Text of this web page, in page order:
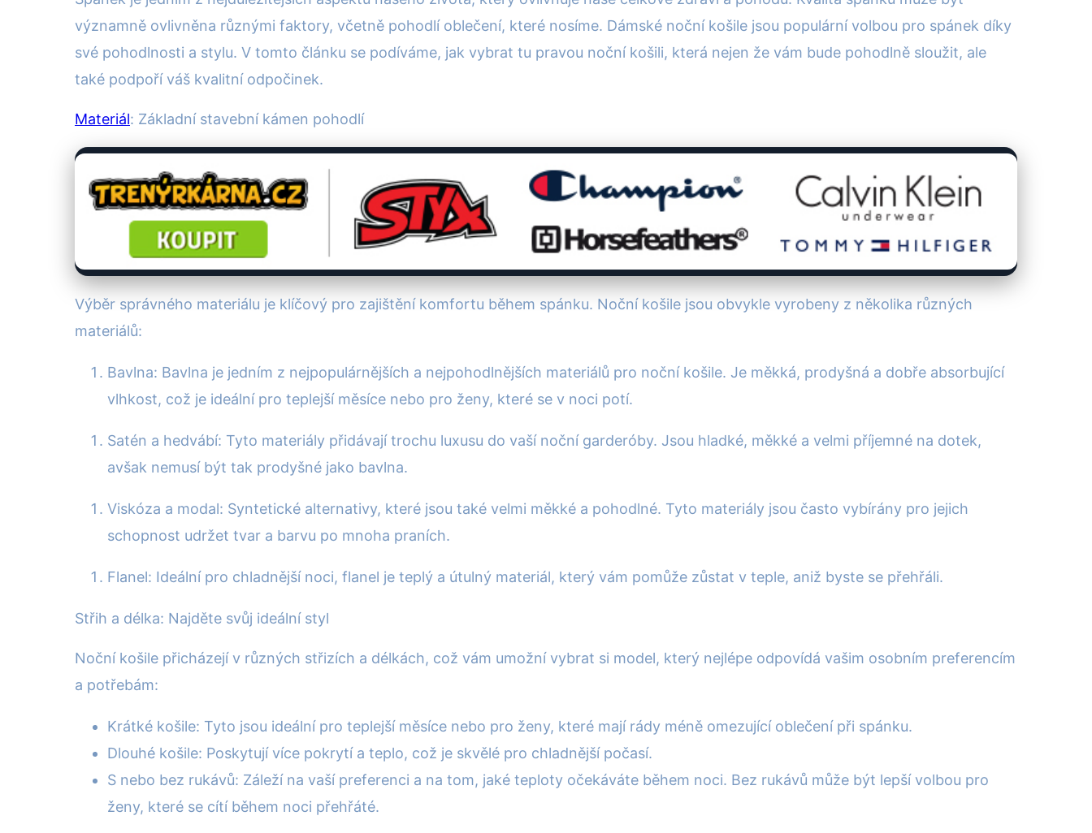
významně ovlivněna různými faktory, včetně pohodlí oblečení, které nosíme. Dámské noční košile jsou populární volbou pro spánek díky
své pohodlnosti a stylu. V tomto článku se podíváme, jak vybrat tu pravou noční košili, která nejen že vám bude pohodlně sloužit, ale
také podpoří váš kvalitní odpočinek.
Materiál: Základní stavební kámen pohodlí
Výběr správného materiálu je klíčový pro zajištění komfortu během spánku. Noční košile jsou obvykle vyrobeny z několika různých
materiálů:
Bavlna: Bavlna je jedním z nejpopulárnějších a nejpohodlnějších materiálů pro noční košile. Je měkká, prodyšná a dobře absorbující
vlhkost, což je ideální pro teplejší měsíce nebo pro ženy, které se v noci potí.
Satén a hedvábí: Tyto materiály přidávají trochu luxusu do vaší noční garderóby. Jsou hladké, měkké a velmi příjemné na dotek,
avšak nemusí být tak prodyšné jako bavlna.
Viskóza a modal: Syntetické alternativy, které jsou také velmi měkké a pohodlné. Tyto materiály jsou často vybírány pro jejich
schopnost udržet tvar a barvu po mnoha praních.
Flanel: Ideální pro chladnější noci, flanel je teplý a útulný materiál, který vám pomůže zůstat v teple, aniž byste se přehřáli.
Střih a délka: Najděte svůj ideální styl
Noční košile přicházejí v různých střizích a délkách, což vám umožní vybrat si model, který nejlépe odpovídá vašim osobním preferencím
a potřebám:
Krátké košile: Tyto jsou ideální pro teplejší měsíce nebo pro ženy, které mají rády méně omezující oblečení při spánku.
Dlouhé košile: Poskytují více pokrytí a teplo, což je skvělé pro chladnější počasí.
S nebo bez rukávů: Záleží na vaší preferenci a na tom, jaké teploty očekáváte během noci. Bez rukávů může být lepší volbou pro
ženy, které se cítí během noci přehřáté.